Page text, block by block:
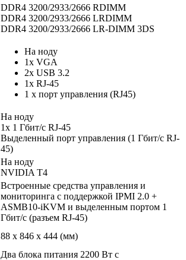
DDR4 3200/2933/2666 RDIMM
DDR4 3200/2933/2666 LRDIMM
DDR4 3200/2933/2666 LR-DIMM 3DS
На ноду
1x VGA
2x USB 3.2
1х RJ-45
1 x порт управления (RJ45)
На ноду
1х 1 Гбит/с RJ-45
Выделенный порт управления (1 Гбит/с RJ-
45)
На ноду
NVIDIA T4
Встроенные средства управления и
мониторинга с поддержкой IPMI 2.0 +
ASMB10-iKVM и выделенным портом 1
Гбит/с (разъем RJ-45)
88 x 846 x 444 (мм)
Два блока питания 2200 Вт с